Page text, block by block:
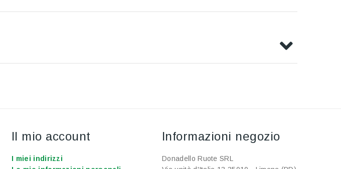
Il mio account
I miei indirizzi
Informazioni negozio
Donadello Ruote SRL